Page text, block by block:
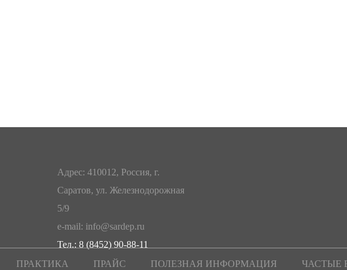
Адрес: 410012, Россия, г.
Саратов, ул. Железнодорожная
5/9
e-mail: info@sardep.ru
Тел.: 8 (8452) 90-88-11
ПРАКТИКА ПРАЙС ПОЛЕЗНАЯ ИНФОРМАЦИЯ ЧАСТЫЕ